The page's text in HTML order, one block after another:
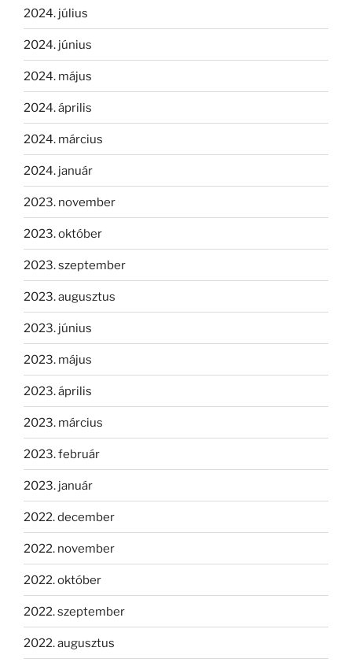
2024. július
2024. június
2024. május
2024. április
2024. március
2024. január
2023. november
2023. október
2023. szeptember
2023. augusztus
2023. június
2023. május
2023. április
2023. március
2023. február
2023. január
2022. december
2022. november
2022. október
2022. szeptember
2022. augusztus